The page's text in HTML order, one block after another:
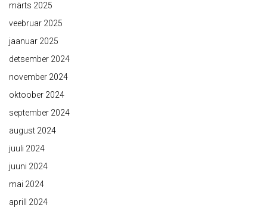
märts 2025
veebruar 2025
jaanuar 2025
detsember 2024
november 2024
oktoober 2024
september 2024
august 2024
juuli 2024
juuni 2024
mai 2024
aprill 2024